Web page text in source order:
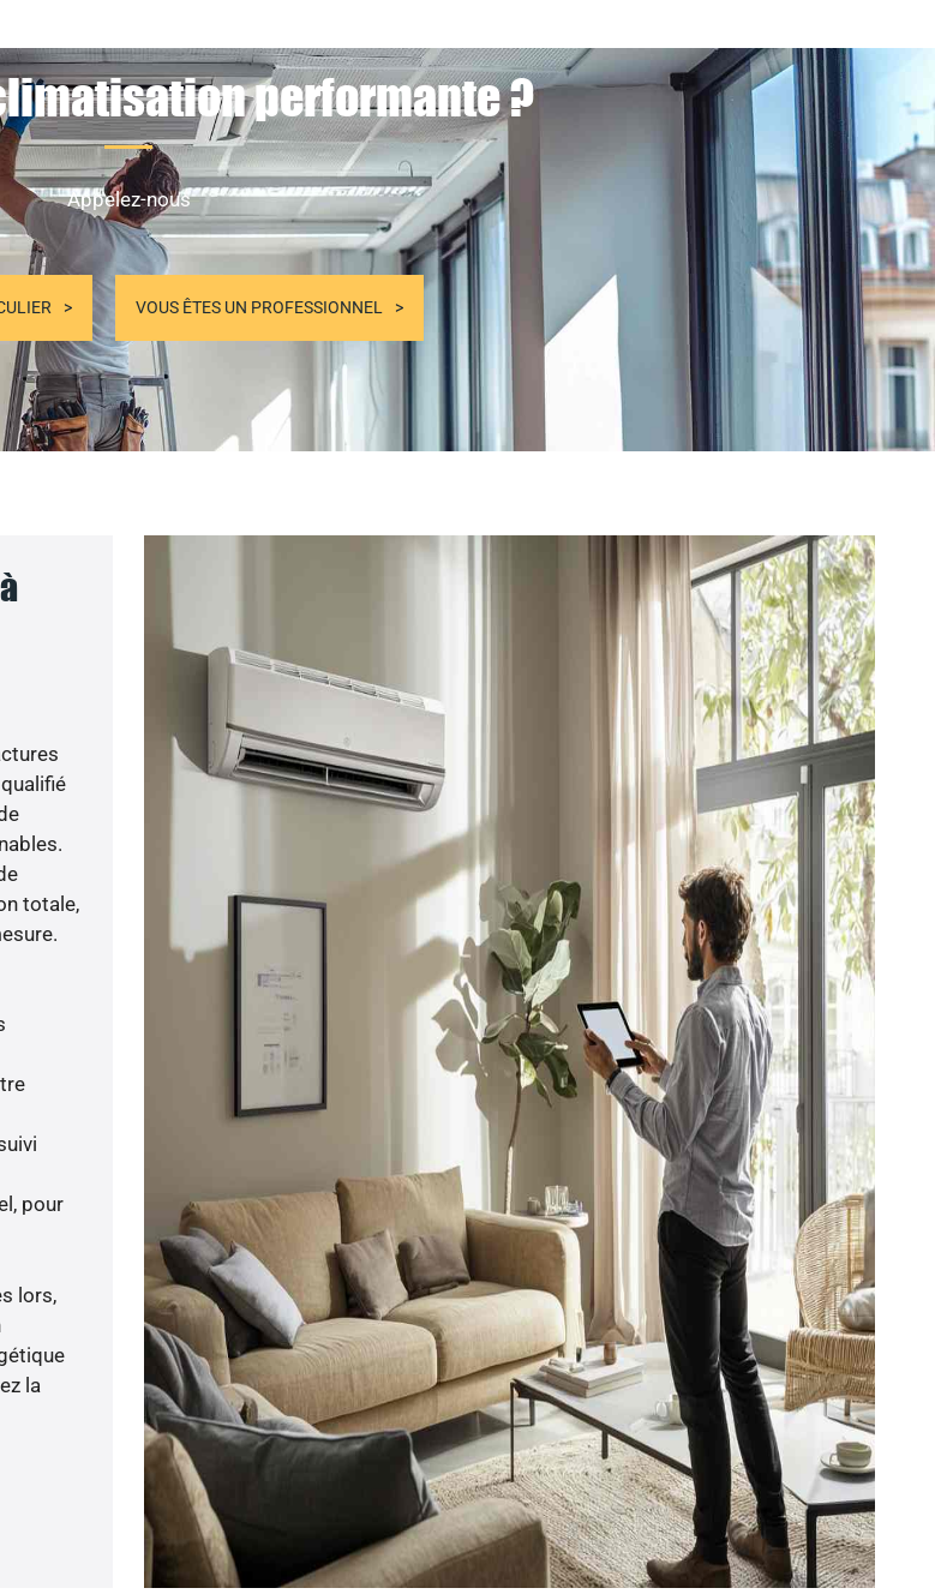
performante ?
Appelez-nous
VOUS ÊTES UN PROFESSIONNEL
totale,
pour
lors,
la